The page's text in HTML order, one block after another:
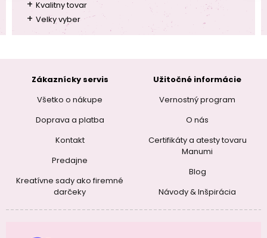
+ Kvalitny tovar
+ Velky vyber
Zákaznícky servis
Všetko o nákupe
Doprava a platba
Kontakt
Predajne
Kreatívne sady ako firemné
darčeky
Užitočné informácie
Vernostný program
O nás
Certifikáty a atesty tovaru
Manumi
Blog
Návody & Inšpirácia